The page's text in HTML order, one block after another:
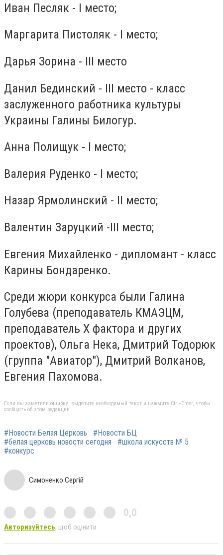
Иван Песляк - I место;
Маргарита Пистоляк - I место;
Дарья Зорина - ІІІ место
Данил Бединский - ІІІ место - класс
заслуженного работника культуры
Украины Галины Билогур.
Анна Полищук - І место;
Валерия Руденко - І место;
Назар Ярмолинский - II место;
Валентин Заруцкий -III место;
Евгения Михайленко - дипломант - класс
Карины Бондаренко.
Среди жюри конкурса были Галина
Голубева (преподаватель КМАЭЦМ,
преподаватель Х фактора и других
проектов), Ольга Нека, Дмитрий Тодорюк
(группа "Авиатор"), Дмитрий Волканов,
Евгения Пахомова.
Если вы заметили ошибку, выделите необходимый текст и нажмите Ctrl+Enter, чтобы
сообщить об этом редакции
#Новости Белая Церковь
#Новости БЦ
#белая церковь новости сегодня
#школа искусств № 5
#конкурс
Симоненко Сергій
0,0
Авторизуйтесь, щоб оцінити